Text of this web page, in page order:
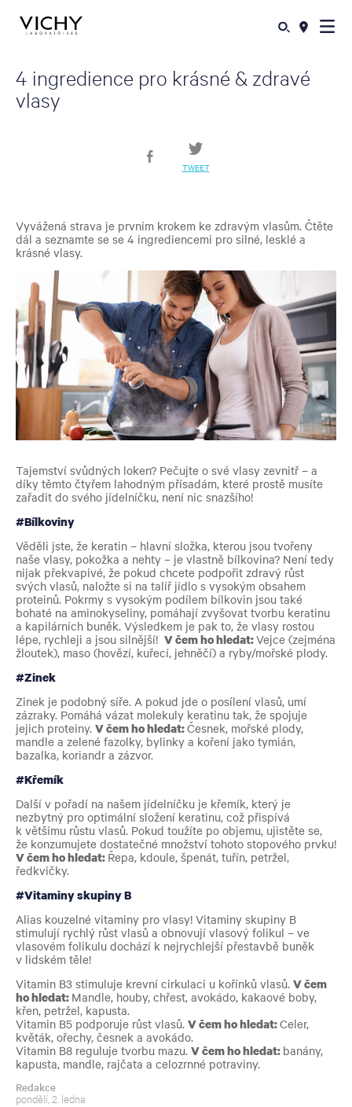
4 ingredience pro krásné & zdravé
vlasy
TWEET
Vyvážená strava je prvním krokem ke zdravým vlasům. Čtěte
dál a seznamte se se 4 ingrediencemi pro silné, lesklé a
krásné vlasy.
Tajemství svůdných loken? Pečujte o své vlasy zevnitř – a
díky těmto čtyřem lahodným přísadám, které prostě musíte
zařadit do svého jídelníčku, není nic snazšího!
#Bílkoviny
Věděli jste, že keratin – hlavní složka, kterou jsou tvořeny
naše vlasy, pokožka a nehty – je vlastně bílkovina? Není tedy
nijak překvapivé, že pokud chcete podpořit zdravý růst
svých vlasů, naložte si na talíř jídlo s vysokým obsahem
proteinů. Pokrmy s vysokým podílem bílkovin jsou také
bohaté na aminokyseliny, pomáhají zvyšovat tvorbu keratinu
a kapilárních buněk. Výsledkem je pak to, že vlasy rostou
lépe, rychleji a jsou silnější! V čem ho hledat:Vejce (zejména
žloutek), maso (hovězí, kuřecí, jehněčí) a ryby/mořské plody.
#Zinek
Zinek je podobný síře. A pokud jde o posílení vlasů, umí
zázraky. Pomáhá vázat molekuly keratinu tak, že spojuje
jejich proteiny. V čem ho hledat:Česnek, mořské plody,
mandle a zelené fazolky, bylinky a koření jako tymián,
bazalka, koriandr a zázvor.
#Křemík
Další v pořadí na našem jídelníčku je křemík, který je
nezbytný pro optimální složení keratinu, což přispívá
k většímu růstu vlasů. Pokud toužíte po objemu, ujistěte se,
že konzumujete dostatečné množství tohoto stopového prvku!
V čem ho hledat: Řepa, kdoule, špenát, tuřín, petržel,
ředkvičky.
#Vitaminy skupiny B
Alias kouzelné vitaminy pro vlasy! Vitaminy skupiny B
stimulují rychlý růst vlasů a obnovují vlasový folikul – ve
vlasovém folikulu dochází k nejrychlejší přestavbě buněk
v lidském těle!
Vitamin B3 stimuluje krevní cirkulaci u kořínků vlasů. V čem
ho hledat: Mandle, houby, chřest, avokádo, kakaové boby,
křen, petržel, kapusta.
Vitamin B5 podporuje růst vlasů. V čem ho hledat:Celer,
květák, ořechy, česnek a avokádo.
Vitamin B8 reguluje tvorbu mazu. V čem ho hledat: banány,
kapusta, mandle, rajčata a celozrnné potraviny.
Redakce
pondělí, 2. ledna